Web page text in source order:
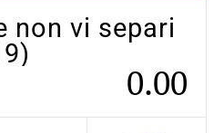
non vi separi
0.00